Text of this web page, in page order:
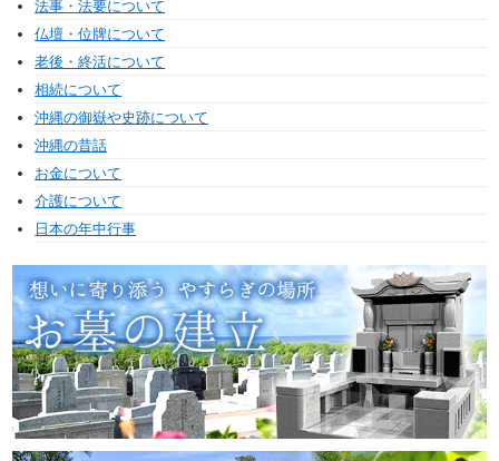
法事・法要について
仏壇・位牌について
老後・終活について
相続について
沖縄の御嶽や史跡について
沖縄の昔話
お金について
介護について
日本の年中行事